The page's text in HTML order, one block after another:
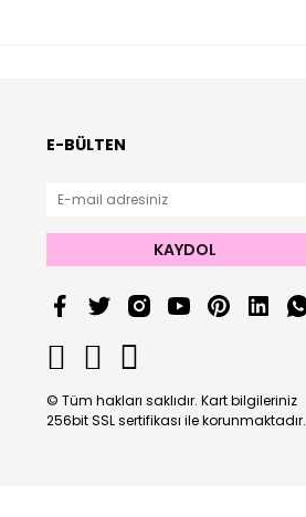
E-BÜLTEN
KAYDOL
© Tüm hakları saklıdır. Kart bilgileriniz
256bit SSL sertifikası ile korunmaktadır.